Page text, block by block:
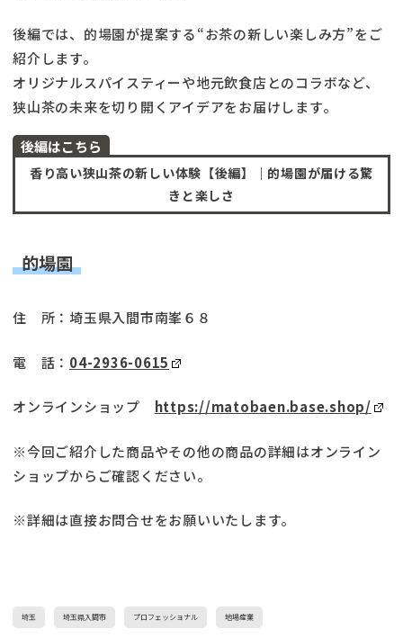
後編では、的場園が提案する“お茶の新しい楽しみ方”をご
紹介します。
オリジナルスパイスティーや地元飲食店とのコラボなど、
狭山茶の未来を切り開くアイデアをお届けします。
後編はこちら
香り高い狭山茶の新しい体験【後編】｜的場園が届ける驚
きと楽しさ
的場園
住 所：埼玉県入間市南峯６８
電 話： 04-2936-0615
オンラインショップ https://matobaen.base.shop/
※今回ご紹介した商品やその他の商品の詳細はオンライン
ショップからご確認ください。
※詳細は直接お問合せをお願いいたします。
埼玉 埼玉県入間市 プロフェッショナル 地場産業